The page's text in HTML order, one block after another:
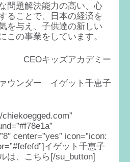
問題解決能力の高い、心
ることで、日本の経済を
を与え、子供達の新しい
この事業をしています。
CEOキッズアカデミー
ウンダー イゲット千恵子
center=”yes” icon=”icon:
イゲット千恵子
は、こちら[/su_button]